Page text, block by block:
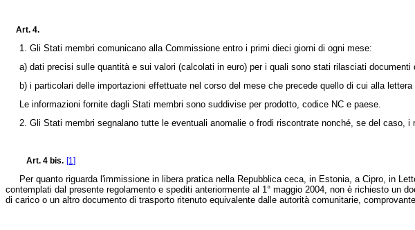
Art. 4.
1. Gli Stati membri comunicano alla Commissione entro i primi dieci giorni di ogni mese:
a) dati precisi sulle quantità e sui valori (calcolati in euro) per i quali sono stati rilasciati documenti
b) i particolari delle importazioni effettuate nel corso del mese che precede quello di cui alla lettera
Le informazioni fornite dagli Stati membri sono suddivise per prodotto, codice NC e paese.
2. Gli Stati membri segnalano tutte le eventuali anomalie o frodi riscontrate nonché, se del caso, i
Art. 4 bis. [1]
Per quanto riguarda l'immissione in libera pratica nella Repubblica ceca, in Estonia, a Cipro, in
contemplati dal presente regolamento e spediti anteriormente al 1° maggio 2004, non è richiesto un
di carico o un altro documento di trasporto ritenuto equivalente dalle autorità comunitarie,